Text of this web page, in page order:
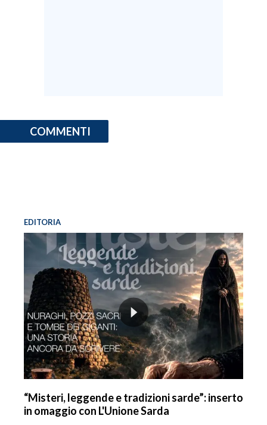
COMMENTI
EDITORIA
“Misteri, leggende e tradizioni sarde”: inserto
in omaggio con L'Unione Sarda